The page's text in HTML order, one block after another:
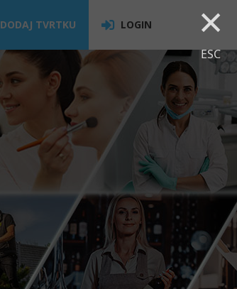
×
ESC
DODAJ TVRTKU LOGIN